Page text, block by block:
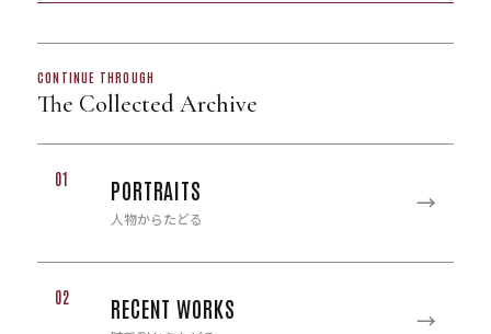
CONTINUE THROUGH
The Collected Archive
01 PORTRAITS
人物からたどる
→
02 RECENT WORKS →